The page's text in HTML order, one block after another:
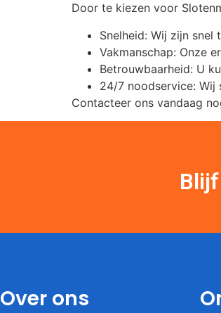
Door te kiezen voor
Snelheid: Wij zijn
Vakmanschap: Onze
Betrouwbaarheid: U
24/7 noodservice: Wij
Contacteer ons vandaag
Over ons